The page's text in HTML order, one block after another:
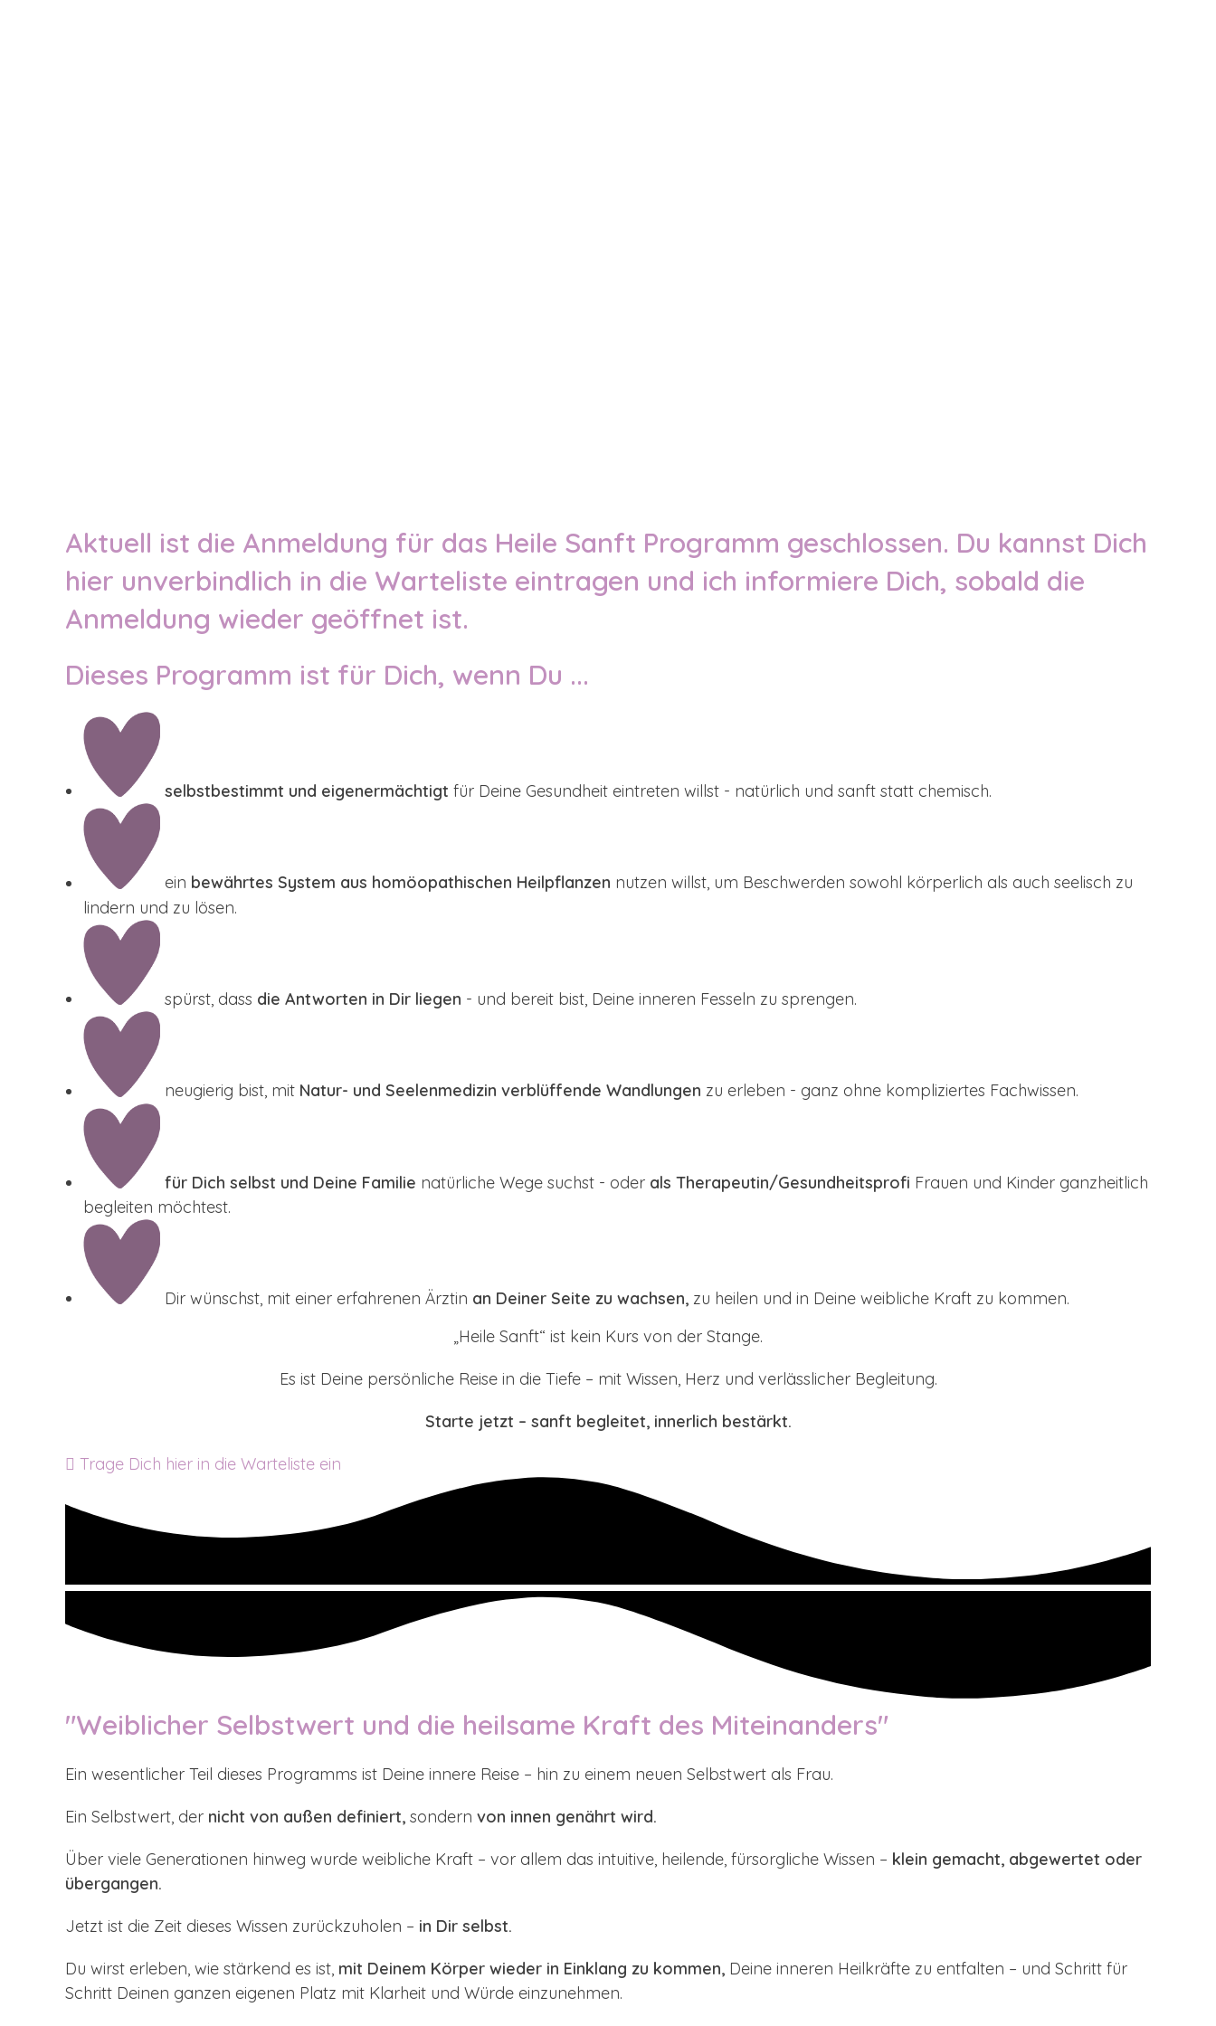
Aktuell ist die Anmeldung für das Heile Sanft Programm geschlossen. Du kannst Dich
hier unverbindlich in die Warteliste eintragen und ich informiere Dich, sobald die
Anmeldung wieder geöffnet ist.
Dieses Programm ist für Dich, wenn Du ...
selbstbestimmt und eigenermächtigt für Deine Gesundheit eintreten willst - natürlich und sanft statt chemisch.
ein bewährtes System aus homöopathischen Heilpflanzen nutzen willst, um Beschwerden sowohl körperlich als auch seelisch zu
lindern und zu lösen.
spürst, dass die Antworten in Dir liegen - und bereit bist, Deine inneren Fesseln zu sprengen.
neugierig bist, mit Natur- und Seelenmedizin verblüffende Wandlungen zu erleben - ganz ohne kompliziertes Fachwissen.
für Dich selbst und Deine Familie natürliche Wege suchst - oder als Therapeutin/Gesundheitsprofi Frauen und Kinder ganzheitlich
begleiten möchtest.
Dir wünschst, mit einer erfahrenen Ärztin an Deiner Seite zu wachsen,zu heilen und in Deine weibliche Kraft zu kommen.
„Heile Sanft“ ist kein Kurs von der Stange.
Es ist Deine persönliche Reise in die Tiefe – mit Wissen, Herz und verlässlicher Begleitung.
Starte jetzt – sanft begleitet, innerlich bestärkt.
Trage Dich hier in die Warteliste ein
"Weiblicher Selbstwert und die heilsame Kraft des Miteinanders"
Ein wesentlicher Teil dieses Programms ist Deine innere Reise – hin zu einem neuen Selbstwert als Frau.
Ein Selbstwert, der nicht von außen definiert, sondern von innen genährt wird.
Über viele Generationen hinweg wurde weibliche Kraft – vor allem das intuitive, heilende, fürsorgliche Wissen – klein gemacht, abgewertet oder
übergangen.
Jetzt ist die Zeit dieses Wissen zurückzuholen – in Dir selbst.
Du wirst erleben, wie stärkend es ist, mit Deinem Körper wieder in Einklang zu kommen, Deine inneren Heilkräfte zu entfalten – und Schritt für
Schritt Deinen ganzen eigenen Platz mit Klarheit und Würde einzunehmen.